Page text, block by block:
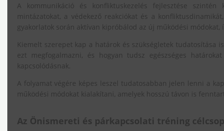
A kommunikáció és konfliktuskezelés fejlesztése
mintázatokat, a védekező reakciókat és a
gyakorlatok során aktívan kipróbálod az új működési
Kiemelt szerepet kap a határok és szükségletek tudatosítása
ezt megfogalmazni, és hogyan tudsz egészséges
kapcsolódásnak.
A folyamat végére képes leszel tudatosabban jelen lenni a
működési módokat kialakítani, amelyek hosszú távon is
Az Önismereti és párkapcsolati tréning